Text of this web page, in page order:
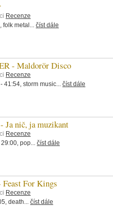
Recenze
folk metal... číst dále
- Maldorör Disco
Recenze
41:54, storm music... číst dále
Ja nič, ja muzikant
Recenze
pop... číst dále
For Kings
Recenze
death... číst dále